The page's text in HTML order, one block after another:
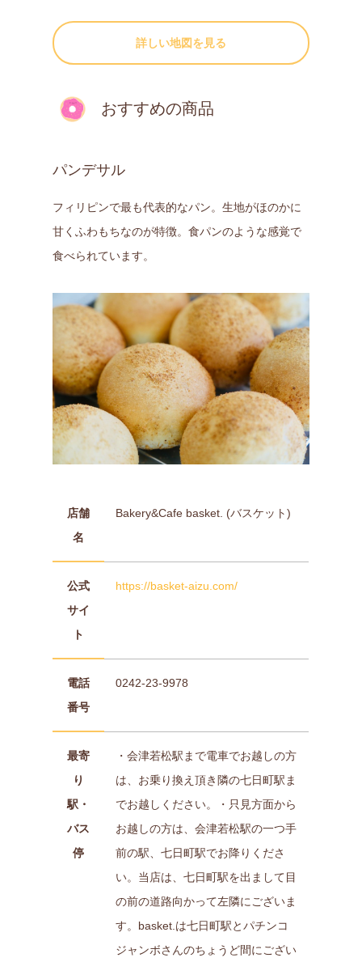
詳しい地図を見る
おすすめの商品
パンデサル
フィリピンで最も代表的なパン。生地がほのかに
甘くふわもちなのが特徴。食パンのような感覚で
食べられています。
店舗
名
Bakery&Cafe basket. (バスケット)
公式
サイ
ト
https://basket-aizu.com/
電話
番号
0242-23-9978
最寄
り
駅・
バス
停
・会津若松駅まで電車でお越しの方
は、お乗り換え頂き隣の七日町駅ま
でお越しください。・只見方面から
お越しの方は、会津若松駅の一つ手
前の駅、七日町駅でお降りくださ
い。当店は、七日町駅を出まして目
の前の道路向かって左隣にございま
す。basket.は七日町駅とパチンコ
ジャンボさんのちょうど間にござい